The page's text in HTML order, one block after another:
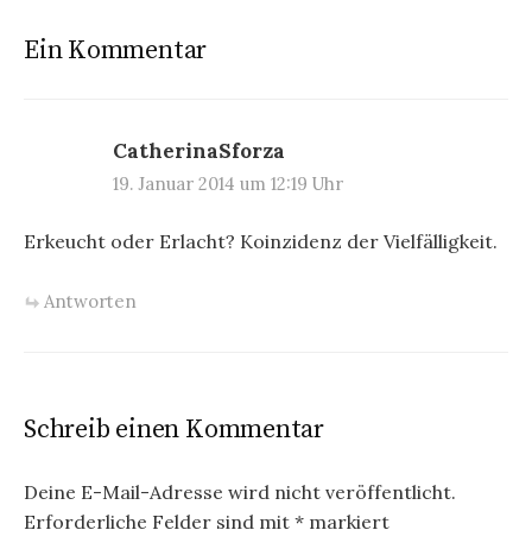
Ein Kommentar
CatherinaSforza
19. Januar 2014 um 12:19 Uhr
Erkeucht oder Erlacht? Koinzidenz der Vielfälligkeit.
Antworten
Schreib einen Kommentar
Deine E-Mail-Adresse wird nicht veröffentlicht.
Erforderliche Felder sind mit * markiert